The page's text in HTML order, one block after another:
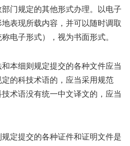
门规定的其他形式办理。以电子
表现所载内容，并可以随时调取
电子形式），视为书面形式。
本细则规定提交的各种文件应当
的科技术语的，应当采用规范
术语没有统一中文译文的，应当
定提交的各种证件和证明文件是